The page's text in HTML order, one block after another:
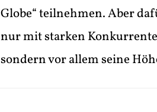
Globe“ teilnehmen. Aber
nur mit starken
sondern vor allem seine